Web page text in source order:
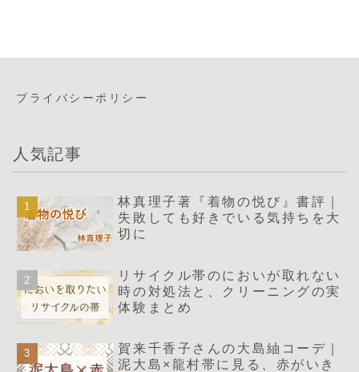
プライバシーポリシー
人気記事
林真理子著『着物の悦び』書評｜
失敗しても好きでいる気持ちを大
切に
リサイクル帯のにおいが取れない
時の対処法と、クリーニングの実
体験まとめ
賀来千香子さんの大島紬コーデ｜
泥大島×龍村帯に見る、赤がいき